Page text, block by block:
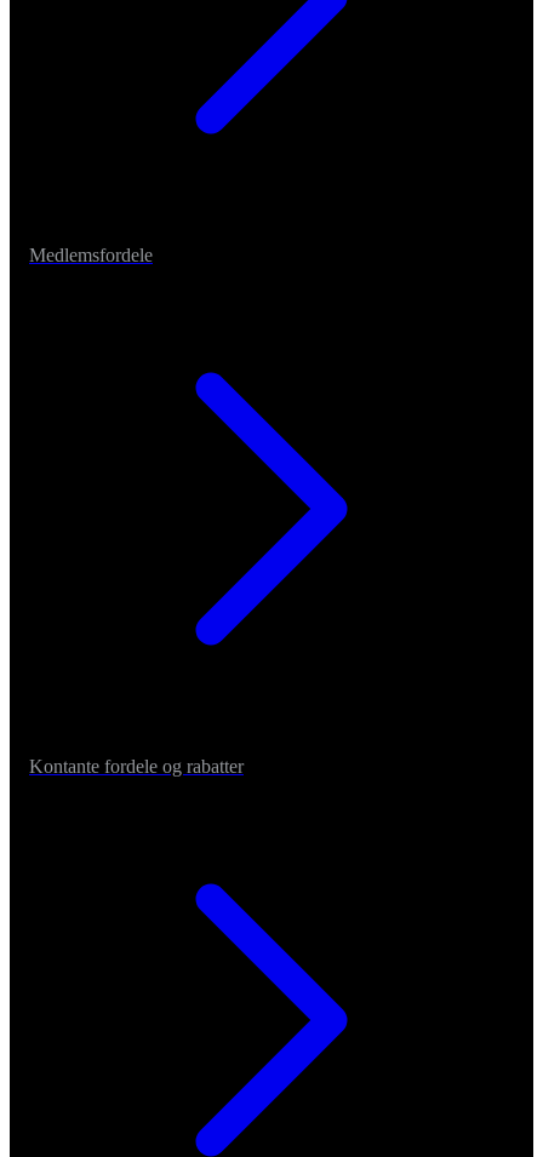
Medlemsfordele
Kontante fordele og rabatter